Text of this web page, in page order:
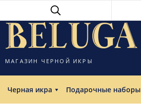
МАГАЗИН ЧЕРНОЙ ИКРЫ
Черная икра Подарочные наборы